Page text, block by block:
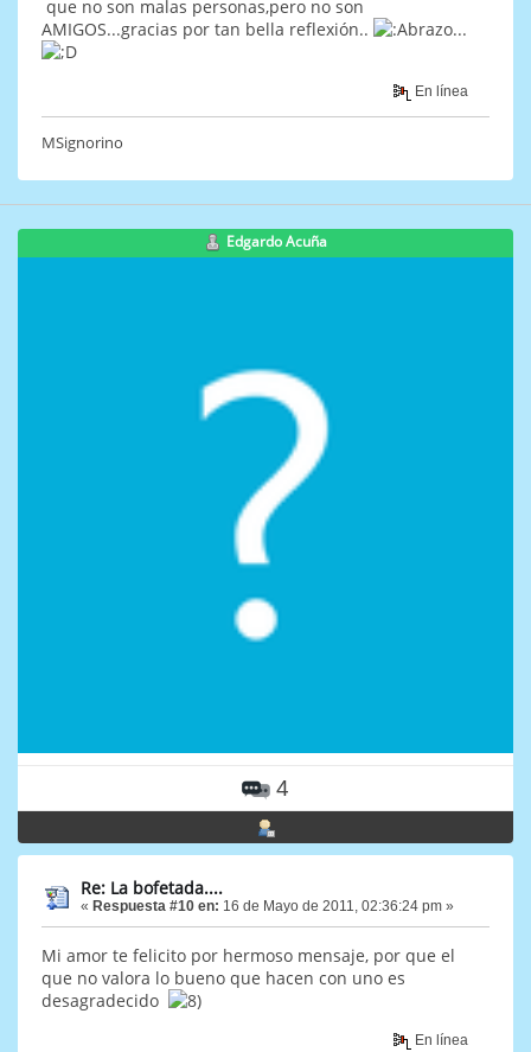
que no son malas personas,pero no son
AMIGOS...gracias por tan bella reflexión..
...
En línea
MSignorino
Edgardo Acuña
4
Re: La bofetada....
« Respuesta #10 en: 16 de Mayo de 2011, 02:36:24 pm »
Mi amor te felicito por hermoso mensaje, por que el
que no valora lo bueno que hacen con uno es
desagradecido
En línea